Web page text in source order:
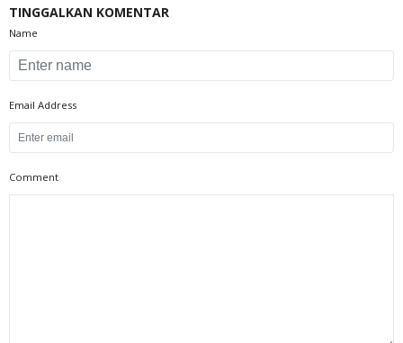
TINGGALKAN KOMENTAR
Name
Email Address
Comment